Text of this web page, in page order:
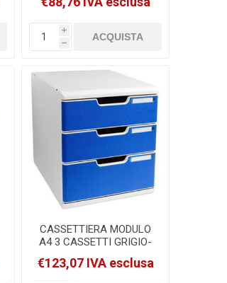
[1071110411]
i
h
CASSETTIERA MODULO
A4 3 CASSETTI GRIGIO-
BLU MULTIFORM
[325003D]
€123,07 IVA esclusa